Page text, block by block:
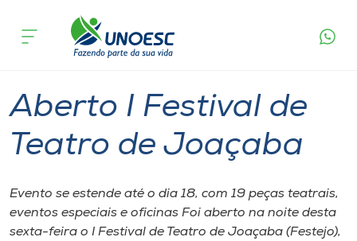
Cursos
Pesquisa
Portal de Ensino
acontece
Aberto I Festival de
Teatro de Joaçaba
Evento se estende até o dia 18, com 19 peças teatrais,
eventos especiais e oficinas Foi aberto na noite desta
sexta-feira o I Festival de Teatro de Joaçaba (Festejo),